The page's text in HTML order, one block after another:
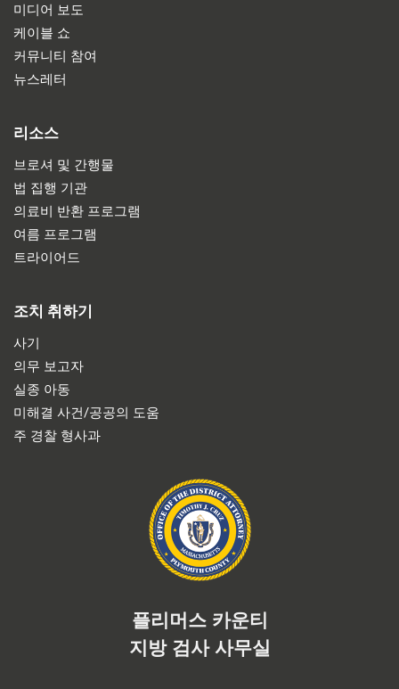
미디어 보도
케이블 쇼
커뮤니티 참여
뉴스레터
리소스
브로셔 및 간행물
법 집행 기관
의료비 반환 프로그램
여름 프로그램
트라이어드
조치 취하기
사기
의무 보고자
실종 아동
미해결 사건/공공의 도움
주 경찰 형사과
플리머스 카운티
지방 검사 사무실